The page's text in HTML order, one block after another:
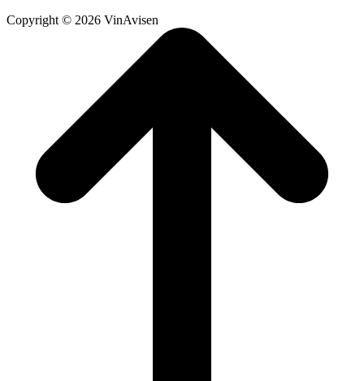
Copyright © 2026 VinAvisen